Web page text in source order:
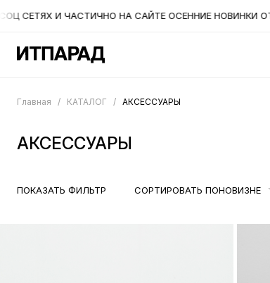
НА САЙТЕ ОСЕННИЕ НОВИНКИ ОТ CROMIA. НА
Главная / КАТАЛОГ / АКСЕССУАРЫ
АКСЕССУАРЫ
ПОКАЗАТЬ ФИЛЬТР СОРТИРОВАТЬ ПОНОВИЗНЕ